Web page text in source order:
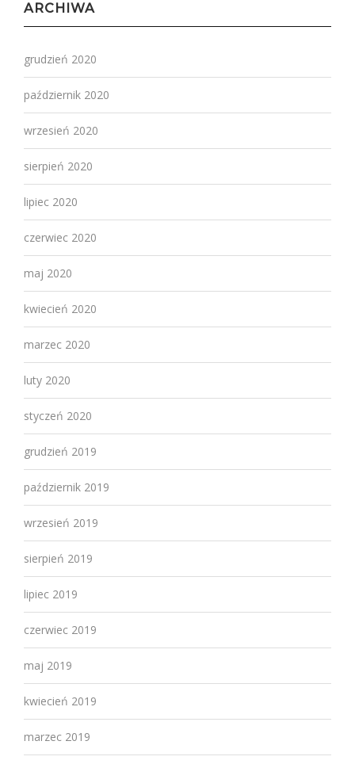
ARCHIWA
grudzień 2020
październik 2020
wrzesień 2020
sierpień 2020
lipiec 2020
czerwiec 2020
maj 2020
kwiecień 2020
marzec 2020
luty 2020
styczeń 2020
grudzień 2019
październik 2019
wrzesień 2019
sierpień 2019
lipiec 2019
czerwiec 2019
maj 2019
kwiecień 2019
marzec 2019